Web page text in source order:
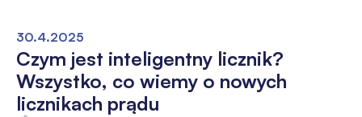
30.4.2025
Czym jest inteligentny licznik?
Wszystko, co wiemy o nowych
licznikach prądu